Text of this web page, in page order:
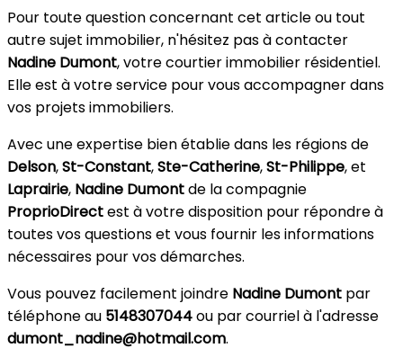
Pour toute question concernant cet article ou tout
autre sujet immobilier, n'hésitez pas à contacter
Nadine Dumont, votre courtier immobilier résidentiel.
Elle est à votre service pour vous accompagner dans
vos projets immobiliers.
Avec une expertise bien établie dans les régions de
Delson,St-Constant,Ste-Catherine,St-Philippe, et
Laprairie, Nadine Dumontde la compagnie
ProprioDirectest à votre disposition pour répondre à
toutes vos questions et vous fournir les informations
nécessaires pour vos démarches.
Vous pouvez facilement joindre Nadine Dumont par
téléphone au 5148307044ou par courriel à l'adresse
dumont_nadine@hotmail.com.